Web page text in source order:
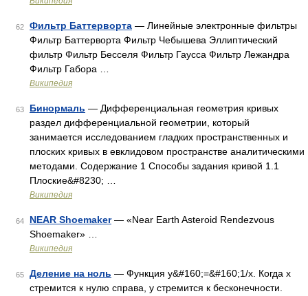
62 Фильтр Баттерворта — Линейные электронные фильтры
Фильтр Баттерворта Фильтр Чебышева Эллиптический
фильтр Фильтр Бесселя Фильтр Гаусса Фильтр Лежандра
Фильтр Габора …
Википедия
63 Бинормаль — Дифференциальная геометрия кривых
раздел дифференциальной геометрии, который
занимается исследованием гладких пространственных и
плоских кривых в евклидовом пространстве аналитическими
методами. Содержание 1 Способы задания кривой 1.1
Плоские&#8230; …
Википедия
64 NEAR Shoemaker— «Near Earth Asteroid Rendezvous
Shoemaker» …
Википедия
65 Деление на ноль — Функция y&#160;=&#160;1/x. Когда x
стремится к нулю справа, y стремится к бесконечности.